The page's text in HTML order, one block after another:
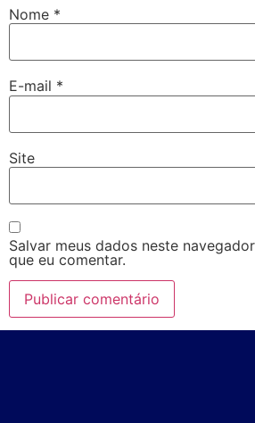
Nome *
E-mail *
Site
Salvar meus dados neste
que eu comentar.